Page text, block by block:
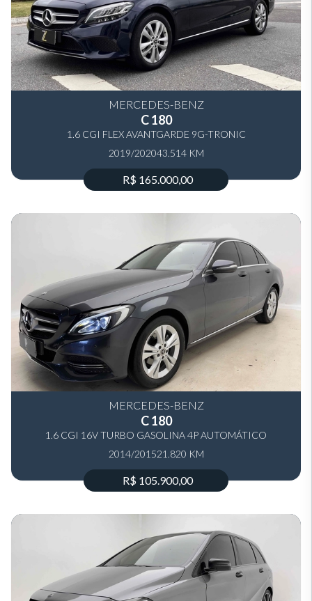
MERCEDES-BENZ
C 180
1.6 CGI FLEX AVANTGARDE 9G-TRONIC
2019/202043.514 KM
R$ 165.000,00
MERCEDES-BENZ
C 180
1.6 CGI 16V TURBO GASOLINA 4P AUTOMÁTICO
2014/201521.820 KM
R$ 105.900,00